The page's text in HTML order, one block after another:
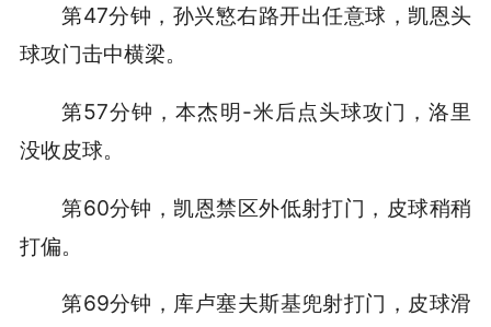
第47分钟，孙兴慜右路开出任意球，凯恩头
球攻门击中横梁。
第57分钟，本杰明-米后点头球攻门，洛里
没收皮球。
第60分钟，凯恩禁区外低射打门，皮球稍稍
打偏。
第69分钟，库卢塞夫斯基兜射打门，皮球滑